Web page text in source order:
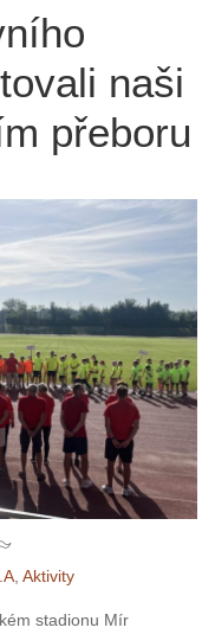
naši
přeboru
Aktivity
stadionu Mír